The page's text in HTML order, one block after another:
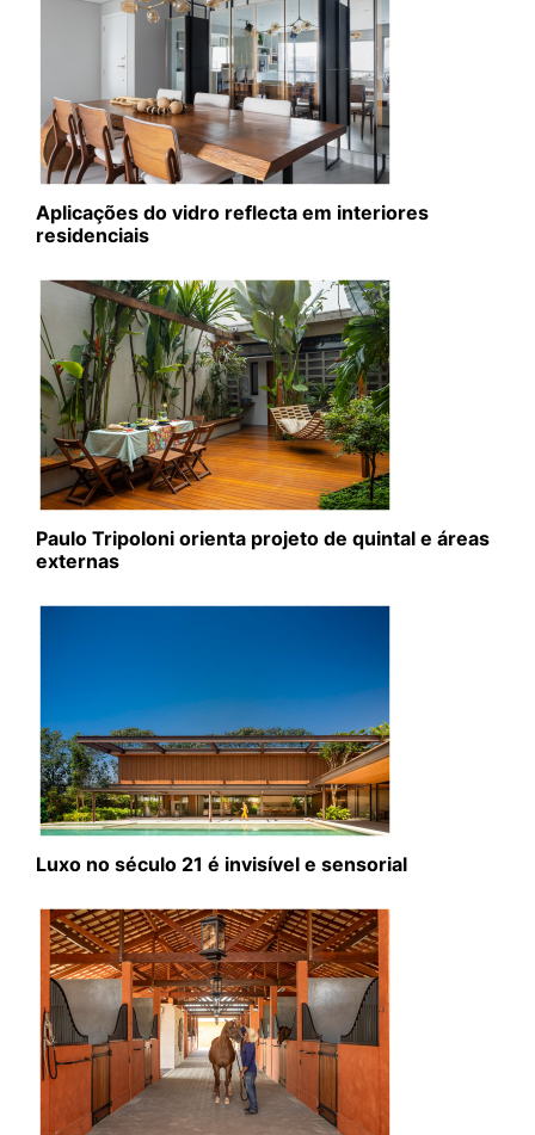
Aplicações do vidro reflecta em interiores
residenciais
Paulo Tripoloni orienta projeto de quintal e áreas
externas
Luxo no século 21 é invisível e sensorial